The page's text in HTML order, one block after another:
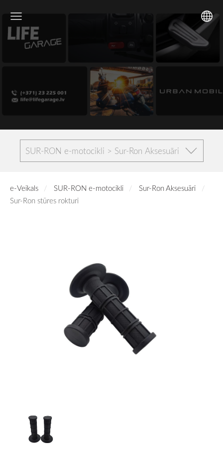
SUR-RON e-motocikli > Sur-Ron Aksesuāri
e-Veikals SUR-RON e-motocikli
Sur-Ron Aksesuāri
Sur-Ron stūres rokturi